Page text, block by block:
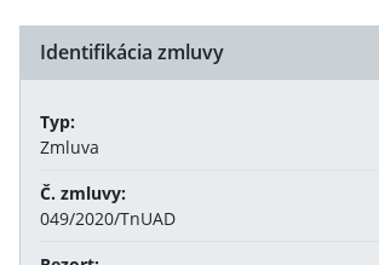
Identifikácia zmluvy
Typ:
Zmluva
Č. zmluvy:
049/2020/TnUAD